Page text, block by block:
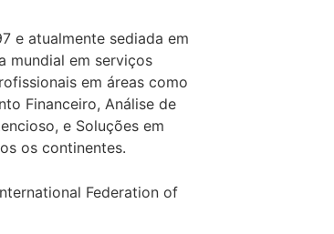
e atualmente sediada em
mundial em serviços
em áreas como
Financeiro, Análise de
e Soluções em
os continentes.
Federation of